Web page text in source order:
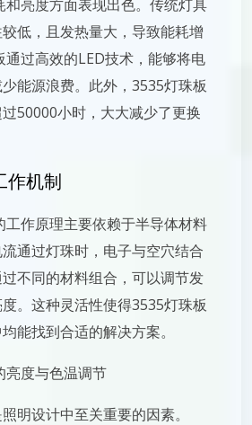
和亮度方面表现出色。传统灯具
低，且发热量大，导致能耗增
通过高效的LED技术，能够将电
能源浪费。此外，3535灯珠板
50000小时，大大减少了更换
作机制
工作原理主要依赖于半导体材料
通过灯珠时，电子与空穴结合
不同的材料组合，可以调节发
。这种灵活性使得3535灯珠板
能找到合适的解决方案。
亮度与色温调节
明设计中至关重要的因素。